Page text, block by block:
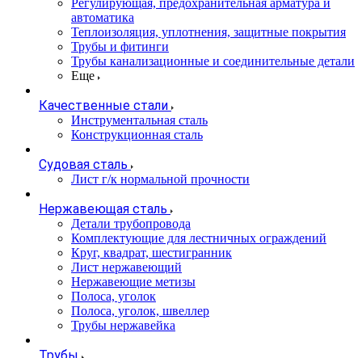
автоматика
Теплоизоляция, уплотнения, защитные покрытия
Трубы и фитинги
Трубы канализационные и соединительные детали
Еще
Качественные стали
Инструментальная сталь
Конструкционная сталь
Судовая сталь
Лист г/к нормальной прочности
Нержавеющая сталь
Детали трубопровода
Комплектующие для лестничных ограждений
Круг, квадрат, шестигранник
Лист нержавеющий
Нержавеющие метизы
Полоса, уголок
Полоса, уголок, швеллер
Трубы нержавейка